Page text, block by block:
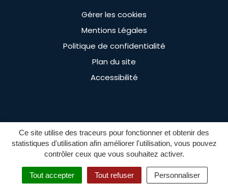
Ce site utilise des traceurs pour fonctionner et obtenir des
statistiques d'utilisation afin améliorer l'utilisation, vous pouvez
contrôler ceux que vous souhaitez activer.
Tout accepter Tout refuser Personnaliser
MENU RECHERCHE
Gérer les cookies
Mentions Légales
Politique de confidentialité
Plan du site
Accessibilité